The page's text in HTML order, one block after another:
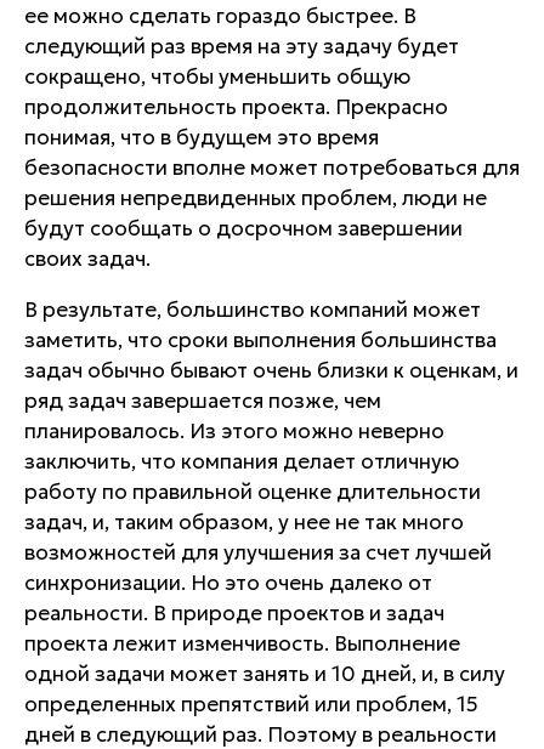
ее можно сделать гораздо быстрее. В
следующий раз время на эту задачу будет
сокращено, чтобы уменьшить общую
продолжительность проекта. Прекрасно
понимая, что в будущем это время
безопасности вполне может потребоваться для
решения непредвиденных проблем, люди не
будут сообщать о досрочном завершении
своих задач.
В результате, большинство компаний может
заметить, что сроки выполнения большинства
задач обычно бывают очень близки к оценкам, и
ряд задач завершается позже, чем
планировалось. Из этого можно неверно
заключить, что компания делает отличную
работу по правильной оценке длительности
задач, и, таким образом, у нее не так много
возможностей для улучшения за счет лучшей
синхронизации. Но это очень далеко от
реальности. В природе проектов и задач
проекта лежит изменчивость. Выполнение
одной задачи может занять и 10 дней, и, в силу
определенных препятствий или проблем, 15
дней в следующий раз. Поэтому в реальности